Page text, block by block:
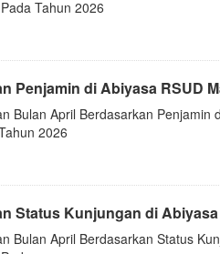
Tahun 2026
Penjamin di Abiyasa RSUD
Bulan April Berdasarkan Penjamin
2026
Status Kunjungan di Abiyasa
Bulan April Berdasarkan Status